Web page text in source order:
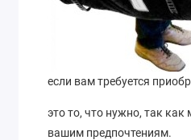
если вам требуется
это то, что нужно, так
вашим предпочтениям.